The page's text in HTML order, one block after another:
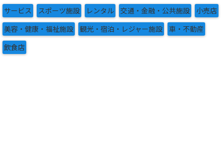
ブ
サービス スポーツ施設 レンタル 交通・金融・公共施設 小売店
美容・健康・福祉施設 観光・宿泊・レジャー施設 車・不動産
飲食店